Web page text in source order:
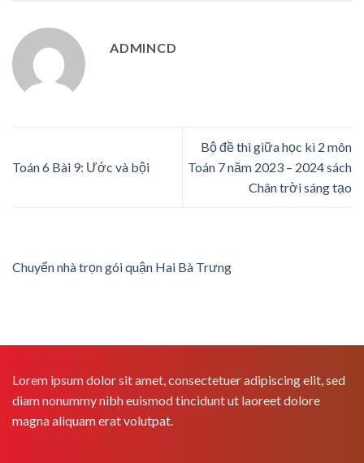
ADMINCD
Toán 6 Bài 9: Ước và bội
Bộ đề thi giữa học kì 2 môn
Toán 7 năm 2023 – 2024 sách
Chân trời sáng tạo
Chuyển nhà trọn gói quận Hai Bà Trưng
Lorem ipsum dolor sit amet, consectetuer adipiscing elit, sed
diam nonummy nibh euismod tincidunt ut laoreet dolore
magna aliquam erat volutpat.